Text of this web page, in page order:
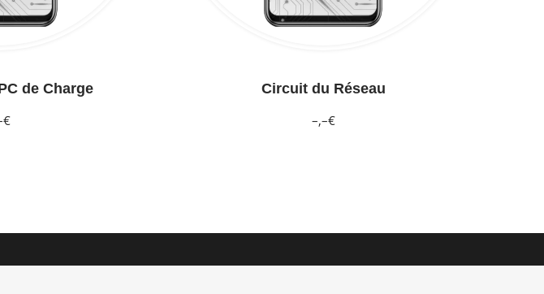
de Charge
Circuit du Réseau
–,–€